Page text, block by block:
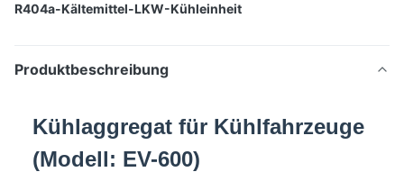
R404a-Kältemittel-LKW-Kühleinheit
Produktbeschreibung
Kühlaggregat für Kühlfahrzeuge
(Modell: EV-600)